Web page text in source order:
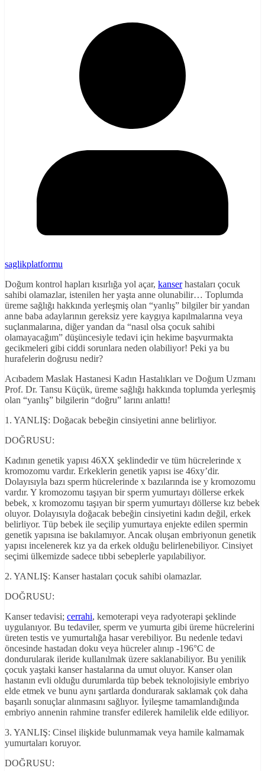
saglikplatformu
Doğum kontrol hapları kısırlığa yol açar, kanserhastaları çocuk
sahibi olamazlar, istenilen her yaşta anne olunabilir… Toplumda
üreme sağlığı hakkında yerleşmiş olan “yanlış” bilgiler bir yandan
anne baba adaylarının gereksiz yere kaygıya kapılmalarına veya
suçlanmalarına, diğer yandan da “nasıl olsa çocuk sahibi
olamayacağım” düşüncesiyle tedavi için hekime başvurmakta
gecikmeleri gibi ciddi sorunlara neden olabiliyor! Peki ya bu
hurafelerin doğrusu nedir?
Acıbadem Maslak Hastanesi Kadın Hastalıkları ve Doğum Uzmanı
Prof. Dr. Tansu Küçük, üreme sağlığı hakkında toplumda yerleşmiş
olan “yanlış” bilgilerin “doğru” larını anlattı!
1. YANLIŞ: Doğacak bebeğin cinsiyetini anne belirliyor.
DOĞRUSU:
Kadının genetik yapısı 46XX şeklindedir ve tüm hücrelerinde x
kromozomu vardır. Erkeklerin genetik yapısı ise 46xy’dir.
Dolayısıyla bazı sperm hücrelerinde x bazılarında ise y kromozomu
vardır. Y kromozomu taşıyan bir sperm yumurtayı döllerse erkek
bebek, x kromozomu taşıyan bir sperm yumurtayı döllerse kız bebek
oluyor. Dolayısıyla doğacak bebeğin cinsiyetini kadın değil, erkek
belirliyor. Tüp bebek ile seçilip yumurtaya enjekte edilen spermin
genetik yapısına ise bakılamıyor. Ancak oluşan embriyonun genetik
yapısı incelenerek kız ya da erkek olduğu belirlenebiliyor. Cinsiyet
seçimi ülkemizde sadece tıbbi sebeplerle yapılabiliyor.
2. YANLIŞ: Kanser hastaları çocuk sahibi olamazlar.
DOĞRUSU:
Kanser tedavisi; cerrahi, kemoterapi veya radyoterapi şeklinde
uygulanıyor. Bu tedaviler, sperm ve yumurta gibi üreme hücrelerini
üreten testis ve yumurtalığa hasar verebiliyor. Bu nedenle tedavi
öncesinde hastadan doku veya hücreler alınıp -196°C de
dondurularak ileride kullanılmak üzere saklanabiliyor. Bu yenilik
çocuk yaştaki kanser hastalarına da umut oluyor. Kanser olan
hastanın evli olduğu durumlarda tüp bebek teknolojisiyle embriyo
elde etmek ve bunu aynı şartlarda dondurarak saklamak çok daha
başarılı sonuçlar alınmasını sağlıyor. İyileşme tamamlandığında
embriyo annenin rahmine transfer edilerek hamilelik elde ediliyor.
3. YANLIŞ: Cinsel ilişkide bulunmamak veya hamile kalmamak
yumurtaları koruyor.
DOĞRUSU: